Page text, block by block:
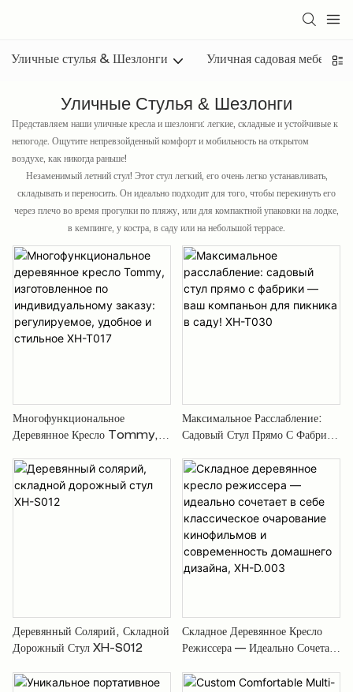
Уличные стулья & Шезлонги Уличная садовая мебель
Уличные Стулья & Шезлонги
Представляем наши уличные кресла и шезлонги: легкие, складные и устойчивые к
непогоде. Ощутите непревзойденный комфорт и мобильность на открытом
воздухе, как никогда раньше!
Незаменимый летний стул! Этот стул легкий, его очень легко устанавливать,
складывать и переносить. Он идеально подходит для того, чтобы перекинуть его
через плечо во время прогулки по пляжу, или для компактной упаковки на лодке,
в кемпинге, у костра, в саду или на небольшой террасе.
Многофункциональное
Деревянное Кресло Tommy,
Индивидуальному Заказу:
Регулируемое, Удобное И
Стильное XH-T017
Максимальное Расслабление:
Садовый Стул Прямо С Фабрики
В Саду! XH-T030
Деревянный Солярий, Складной
Дорожный Стул XH-S012
Складное Деревянное Кресло
Режиссера — Идеально Сочетает
Кинофильмов И Современность